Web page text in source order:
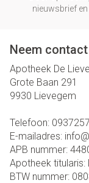
nieuwsbrief
Neem
Apotheek De
Grote Baan 291
9930 Lievegem
Telefoon:
E-mailadres: info@
APB nummer:
Apotheek titularis:
BTW nummer: